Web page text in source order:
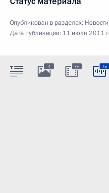
Опубликован в разделах: Новости
Дата публикации: 11 июля 2011
4 7м 7м